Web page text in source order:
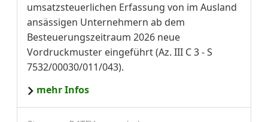
umsatzsteuerlichen Erfassung von im Ausland
ansässigen Unternehmern ab dem
Besteuerungszeitraum 2026 neue
Vordruckmuster eingeführt (Az. III C 3 - S
7532/00030/011/043).
mehr Infos